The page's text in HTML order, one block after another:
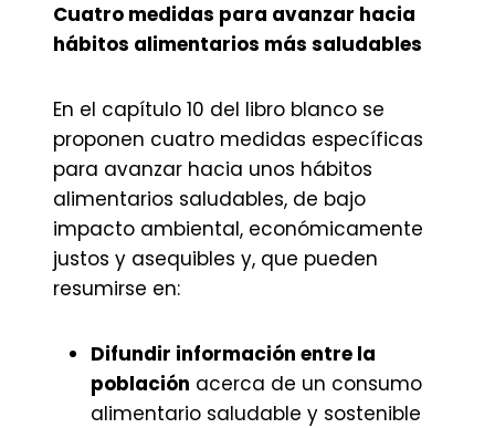
Cuatro medidas para avanzar hacia
hábitos alimentarios más saludables
En el capítulo 10 del libro blanco se
proponen cuatro medidas específicas
para avanzar hacia unos hábitos
alimentarios saludables, de bajo
impacto ambiental, económicamente
justos y asequibles y, que pueden
resumirse en:
Difundir información entre la
población acerca de un consumo
alimentario saludable y sostenible